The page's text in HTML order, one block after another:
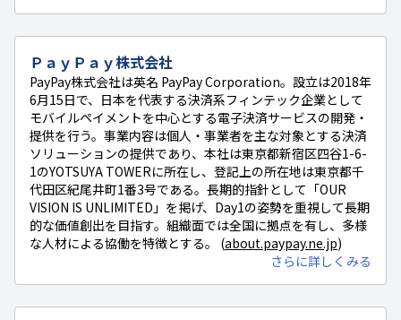
ＰａｙＰａｙ株式会社
PayPay株式会社は英名 PayPay Corporation。設立は2018年
6月15日で、日本を代表する決済系フィンテック企業として
モバイルペイメントを中心とする電子決済サービスの開発・
提供を行う。事業内容は個人・事業者を主な対象とする決済
ソリューションの提供であり、本社は東京都新宿区四谷1-6-
1のYOTSUYA TOWERに所在し、登記上の所在地は東京都千
代田区紀尾井町1番3号である。長期的指針として「OUR
VISION IS UNLIMITED」を掲げ、Day1の姿勢を重視して長期
的な価値創出を目指す。組織面では全国に拠点を有し、多様
な人材による協働を特徴とする。 (about.paypay.ne.jp)
さらに詳しくみる